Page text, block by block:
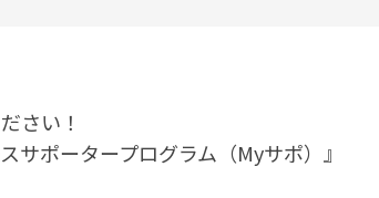
さい！
サポータープログラム（Myサポ）』